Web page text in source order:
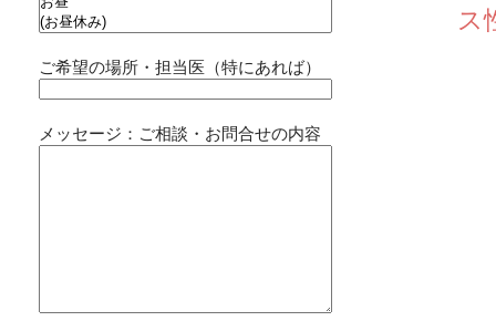
ス
ご希望の場所・担当医（特にあれば）
メッセージ：ご相談・お問合せの内容